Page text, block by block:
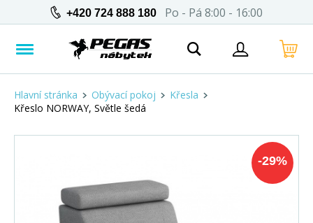
+420 724 888 180 Po - Pá 8:00 - 16:00
Hlavní stránka Obývací pokoj
Křesla
Křeslo NORWAY, Světle šedá
-29%